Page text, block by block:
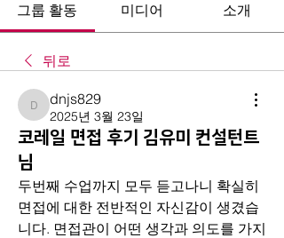
그룹 활동 미디어 소개
뒤로
dnjs829
dnjs829
2025년 3월 23일
코레일 면접 후기 김유미 컨설턴트
님
두번째 수업까지 모두 듣고나니 확실히
면접에 대한 전반적인 자신감이 생겼습
니다. 면접관이 어떤 생각과 의도를 가지